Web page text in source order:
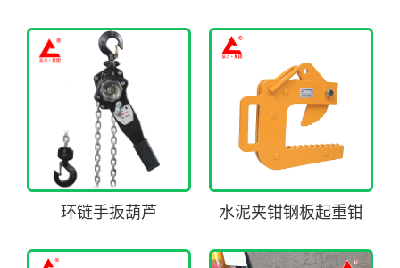
环链手扳葫芦 水泥夹钳钢板起重钳